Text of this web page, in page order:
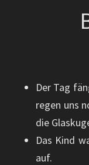
Der Tag
regen uns
die
Das Kind
auf.